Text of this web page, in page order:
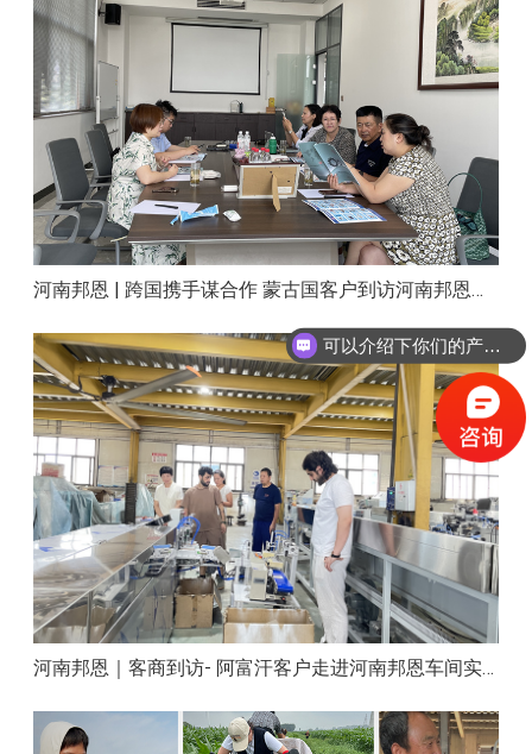
河南邦恩 | 跨国携手谋合作 蒙古国客户到访河南邦恩实地考察洽谈
河南邦恩｜客商到访- 阿富汗客户走进河南邦恩车间实地洽谈合作
可以介绍下你们的产品么？